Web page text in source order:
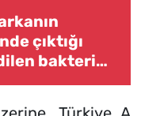
çıktığı
bakteri